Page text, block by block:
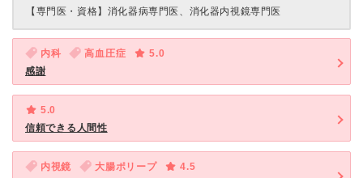
【専門医・資格】 消化器病専門医、消化器内視鏡専門医
内科 高血圧症
5.0
感謝
5.0
信頼できる人間性
内視鏡 大腸ポリープ
4.5